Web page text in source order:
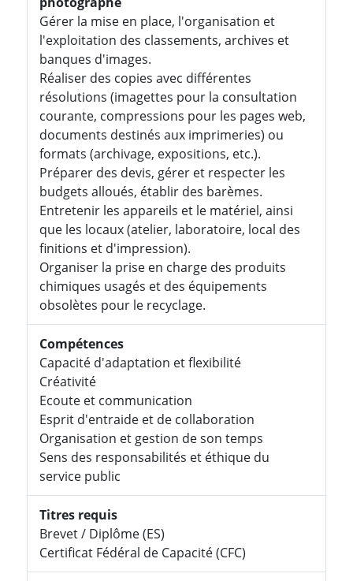
Gérer la mise en place, l'organisation et
l'exploitation des classements, archives et
banques d'images.
Réaliser des copies avec différentes
résolutions (imagettes pour la consultation
courante, compressions pour les pages web,
documents destinés aux imprimeries) ou
formats (archivage, expositions, etc.).
Préparer des devis, gérer et respecter les
budgets alloués, établir des barèmes.
Entretenir les appareils et le matériel, ainsi
que les locaux (atelier, laboratoire, local des
finitions et d'impression).
Organiser la prise en charge des produits
chimiques usagés et des équipements
obsolètes pour le recyclage.
Compétences
Capacité d'adaptation et flexibilité
Créativité
Ecoute et communication
Esprit d'entraide et de collaboration
Organisation et gestion de son temps
Sens des responsabilités et éthique du
service public
Titres requis
Brevet / Diplôme (ES)
Certificat Fédéral de Capacité (CFC)